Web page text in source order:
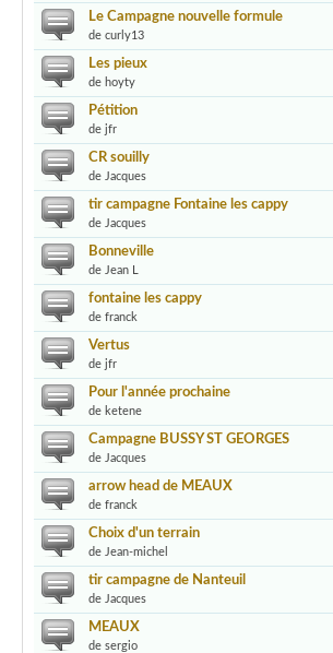
Le Campagne nouvelle formule
de curly13
Les pieux
de hoyty
Pétition
de jfr
CR souilly
de Jacques
tir campagne Fontaine les cappy
de Jacques
Bonneville
de Jean L
fontaine les cappy
de franck
Vertus
de jfr
Pour l'année prochaine
de ketene
Campagne BUSSY ST GEORGES
de Jacques
arrow head de MEAUX
de franck
Choix d'un terrain
de Jean-michel
tir campagne de Nanteuil
de Jacques
MEAUX
de sergio